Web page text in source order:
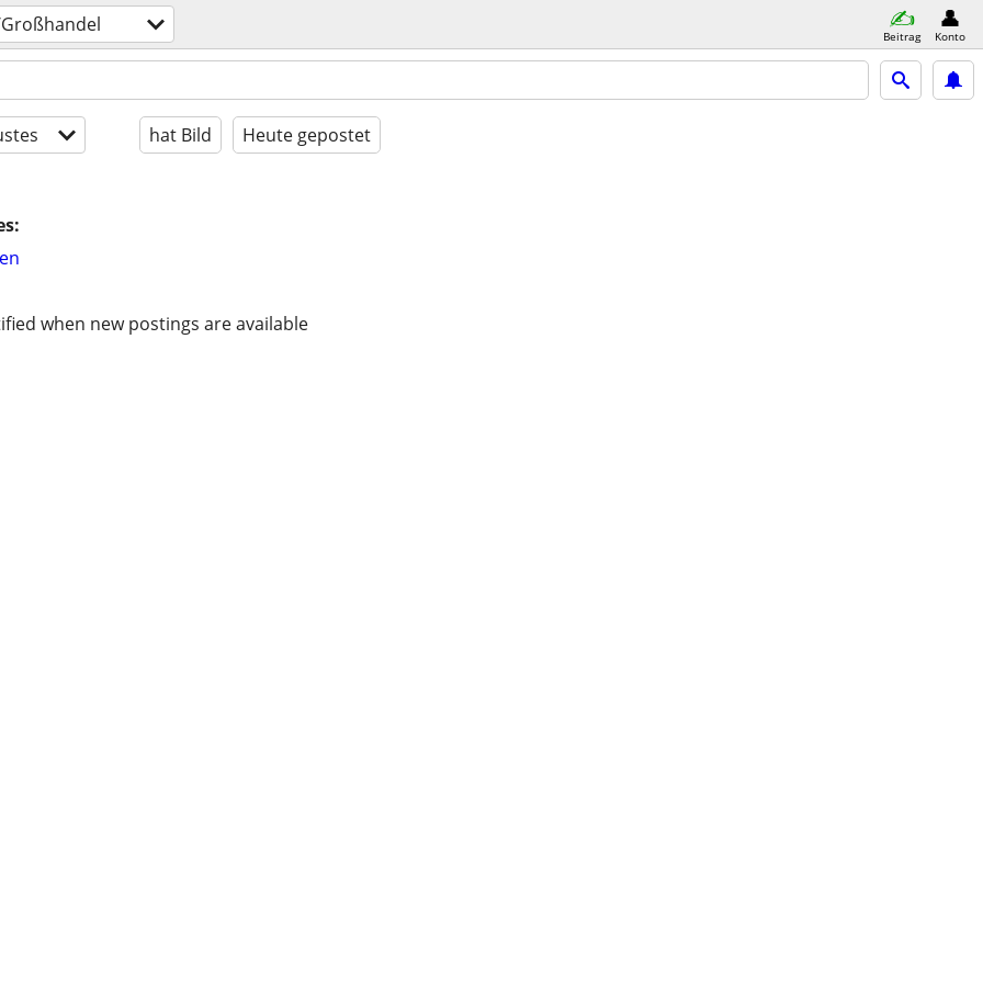
Beitrag Konto
hat Bild Heute gepostet
when new postings are available